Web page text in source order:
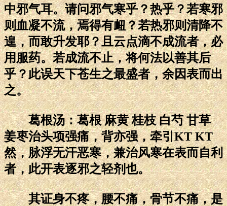
中邪气耳。请问邪气寒乎？热乎？若寒邪
则血凝不流，焉得有衄？若热邪则清降不
遑，而敢升发耶？且云点滴不成流者，必
用服药。若成流不止，将何法以善其后
乎？此误天下苍生之最盛者，余因表而出
之。
葛根汤：葛根 麻黄 桂枝 白芍 甘草
姜枣治头项强痛，背亦强，牵引KT KT
然，脉浮无汗恶寒，兼治风寒在表而自利
者，此开表逐邪之轻剂也。
其证身不疼，腰不痛，骨节不痛，是